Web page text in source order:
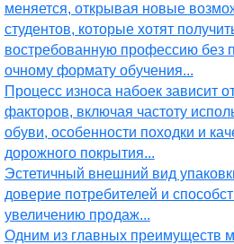
меняется, открывая новые
студентов, которые хотят
востребованную профессию без
очному формату обучения...
Процесс износа набоек зависит
факторов, включая частоту
обуви, особенности походки и
дорожного покрытия...
Эстетичный внешний вид
доверие потребителей и
увеличению продаж...
Одним из главных преимуществ